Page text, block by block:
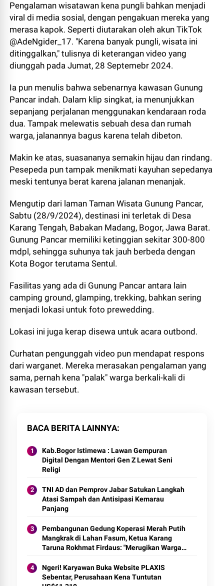
Pengalaman wisatawan kena pungli bahkan menjadi
viral di media sosial, dengan pengakuan mereka yang
merasa kapok. Seperti diutarakan oleh akun TikTok
@AdeNgider_17. "Karena banyak pungli, wisata ini
ditinggalkan," tulisnya di keterangan video yang
diunggah pada Jumat, 28 Septemebr 2024.
Ia pun menulis bahwa sebenarnya kawasan Gunung
Pancar indah. Dalam klip singkat, ia menunjukkan
sepanjang perjalanan menggunakan kendaraan roda
dua. Tampak melewatis sebuah desa dan rumah
warga, jalanannya bagus karena telah dibeton.
Makin ke atas, suasananya semakin hijau dan rindang.
Pesepeda pun tampak menikmati kayuhan sepedanya
meski tentunya berat karena jalanan menanjak.
Mengutip dari laman Taman Wisata Gunung Pancar,
Sabtu (28/9/2024), destinasi ini terletak di Desa
Karang Tengah, Babakan Madang, Bogor, Jawa Barat.
Gunung Pancar memiliki ketinggian sekitar 300-800
mdpl, sehingga suhunya tak jauh berbeda dengan
Kota Bogor terutama Sentul.
Fasilitas yang ada di Gunung Pancar antara lain
camping ground, glamping, trekking, bahkan sering
menjadi lokasi untuk foto prewedding.
Lokasi ini juga kerap disewa untuk acara outbond.
Curhatan pengunggah video pun mendapat respons
dari warganet. Mereka merasakan pengalaman yang
sama, pernah kena "palak" warga berkali-kali di
kawasan tersebut.
BACA BERITA LAINNYA
Kab.Bogor Istimewa : Lawan Gempuran
Digital Dengan Mentori Gen Z Lewat Seni
Religi
TNI AD dan Pemprov Jabar Satukan Langkah
Atasi Sampah dan Antisipasi Kemarau
Panjang
Pembangunan Gedung Koperasi Merah Putih
Mangkrak di Lahan Fasum, Ketua Karang
Taruna Rokhmat Firdaus: "Merugikan Warga
Ngeri! Karyawan Buka Website PLAXIS
Sebentar, Perusahaan Kena Tuntutan